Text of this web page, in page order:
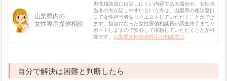
山梨県内の
女性専用探偵相談
男性相談員には話しにくい内容である場合や、女性担
当者の方が話しやすいという方は、山梨県の相談窓口
にて女性担当者をリクエストしていただくことができ
ます。担当になった女性探偵相談員が調査終了までサ
ポートしますので安心して依頼していただくことが可
能です。 山梨県女性探偵対応の相談窓口
自分で解決は困難と判断したら